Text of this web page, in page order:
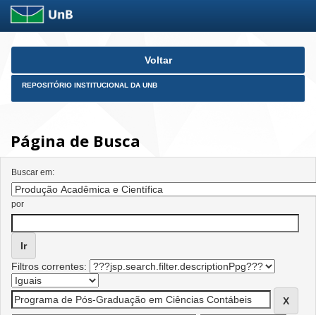
Skip
Voltar
REPOSITÓRIO INSTITUCIONAL DA UNB
Página de Busca
Buscar em:
por
Filtros correntes: